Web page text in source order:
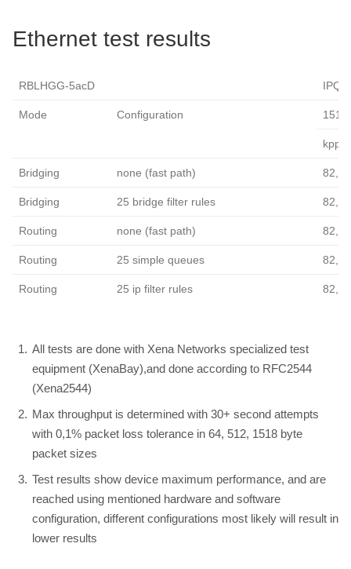
Ethernet test results
RBLHGG-5acD IPQ-
Mode Configuration 1518
kpps
Bridging none (fast path) 82,2
Bridging 25 bridge filter rules 82,2
Routing none (fast path) 82,2
Routing 25 simple queues 82,2
Routing 25 ip filter rules 82,2
All tests are done with Xena Networks specialized test
equipment (XenaBay),and done according to RFC2544
(Xena2544)
Max throughput is determined with 30+ second attempts
with 0,1% packet loss tolerance in 64, 512, 1518 byte
packet sizes
Test results show device maximum performance, and are
reached using mentioned hardware and software
configuration, different configurations most likely will result in
lower results